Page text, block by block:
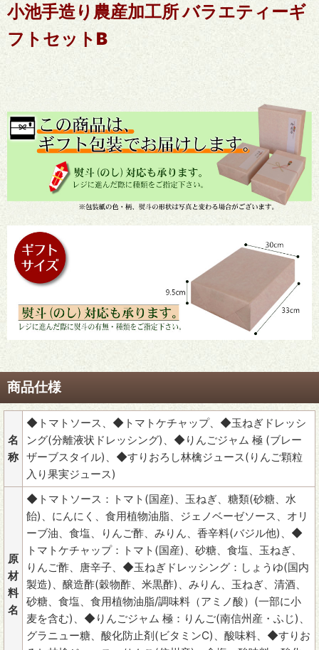
小池手造り農産加工所 バラエティーギ
フトセットB
商品仕様
名
称
◆トマトソース、◆トマトケチャップ、◆玉ねぎドレッシ
ング(分離液状ドレッシング)、◆りんごジャム 極 (ブレー
ザーブスタイル)、◆すりおろし林檎ジュース(りんご顆粒
入り果実ジュース)
原
材
料
名
◆トマトソース：トマト(国産)、玉ねぎ、糖類(砂糖、水
飴)、にんにく、食用植物油脂、ジェノベーゼソース、オリ
ーブ油、食塩、りんご酢、みりん、香辛料(バジル他)、◆
トマトケチャップ：トマト(国産)、砂糖、食塩、玉ねぎ、
りんご酢、唐辛子、◆玉ねぎドレッシング：しょうゆ(国内
製造)、醸造酢(穀物酢、米黒酢)、みりん、玉ねぎ、清酒、
砂糖、食塩、食用植物油脂/調味料（アミノ酸）(一部に小
麦を含む)、◆りんごジャム 極：りんご(南信州産・ふじ)、
グラニュー糖、酸化防止剤(ビタミンC)、酸味料、◆すりお